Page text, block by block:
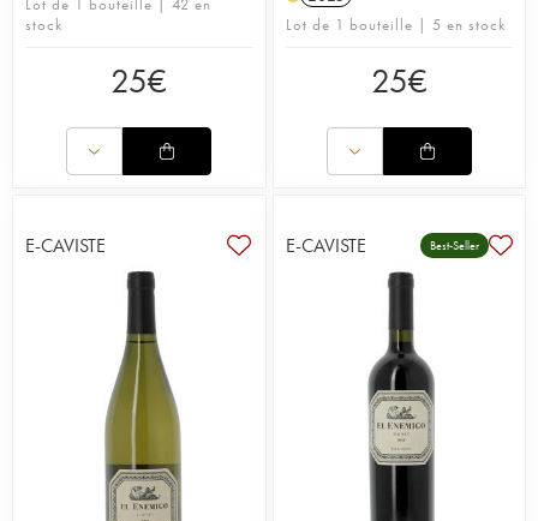
stock
25€
Lot de 1 bouteille | 5 en stock
25€
E-CAVISTE E-CAVISTE Best-Seller